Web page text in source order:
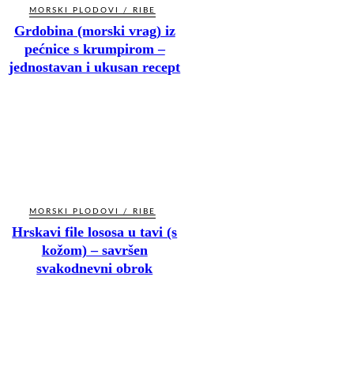
MORSKI PLODOVI / RIBE
Grdobina (morski vrag) iz
pećnice s krumpirom –
jednostavan i ukusan recept
MORSKI PLODOVI / RIBE
Hrskavi file lososa u tavi (s
kožom) – savršen
svakodnevni obrok